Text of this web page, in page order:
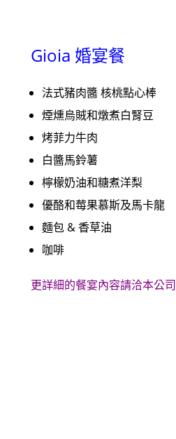
Gioia 婚宴餐
法式豬肉醬 核桃點心棒
煙燻烏賊和燉煮白腎豆
烤菲力牛肉
白醬馬鈴薯
檸檬奶油和糖煮洋梨
優酪和莓果慕斯及馬卡龍
麵包 & 香草油
咖啡
更詳細的餐宴內容請洽本公司